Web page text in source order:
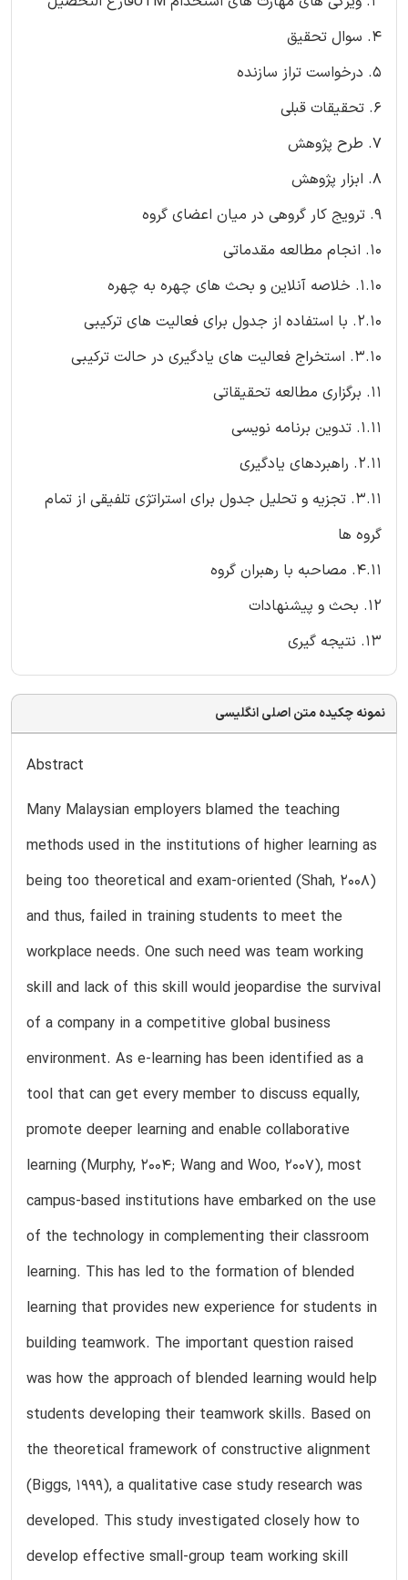
4. سوال تحقیق
5. درخواست تراز سازنده
6. تحقیقات قبلی
7. طرح پژوهش
8. ابزار پژوهش
9. ترویج کار گروهی در میان اعضای گروه
10. انجام مطالعه مقدماتی
1.10. خلاصه آنلاین و بحث های چهره به چهره
2.10. با استفاده از جدول برای فعالیت های ترکیبی
3.10. استخراج فعالیت های یادگیری در حالت ترکیبی
11. برگزاری مطالعه تحقیقاتی
1.11. تدوین برنامه نویسی
2.11. راهبردهای یادگیری
3.11. تجزیه و تحلیل جدول برای استراتژی تلفیقی از تمام
گروه ها
4.11. مصاحبه با رهبران گروه
12. بحث و پیشنهادات
13. نتیجه گیری
نمونه چکیده متن اصلی انگلیسی
Abstract
Many Malaysian employers blamed the teaching
methods used in the institutions of higher learning as
being too theoretical and exam-oriented (Shah, 2008)
and thus, failed in training students to meet the
workplace needs. One such need was team working
skill and lack of this skill would jeopardise the survival
of a company in a competitive global business
environment. As e-learning has been identified as a
tool that can get every member to discuss equally,
promote deeper learning and enable collaborative
learning (Murphy, 2004; Wang and Woo, 2007), most
campus-based institutions have embarked on the use
of the technology in complementing their classroom
learning. This has led to the formation of blended
learning that provides new experience for students in
building teamwork. The important question raised
was how the approach of blended learning would help
students developing their teamwork skills. Based on
the theoretical framework of constructive alignment
(Biggs, 1999), a qualitative case study research was
developed. This study investigated closely how to
develop effective small-group team working skill